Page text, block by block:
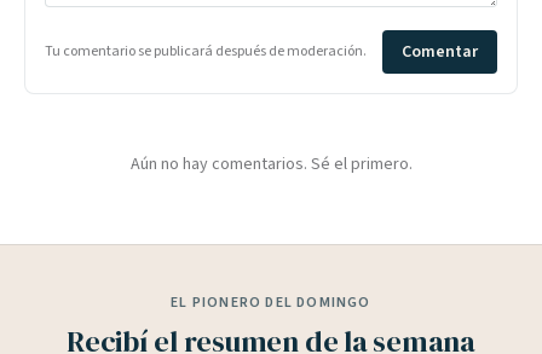
Tu comentario se publicará después de moderación. Comentar
Aún no hay comentarios. Sé el primero.
EL PIONERO DEL DOMINGO
Recibí el resumen de la semana